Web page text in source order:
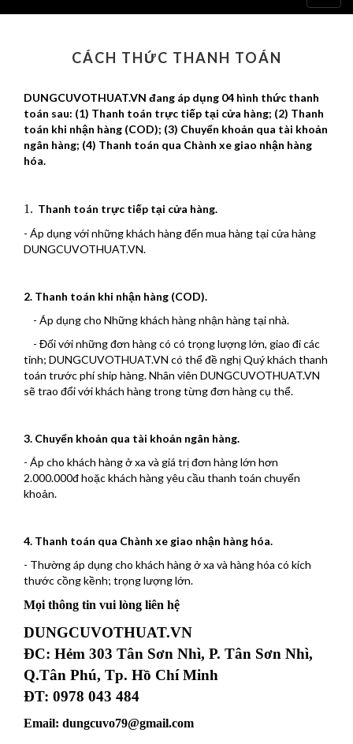
CÁCH THỨC THANH TOÁN
DUNGCUVOTHUAT.VN đang áp dụng 04 hình thức thanh
toán sau: (1) Thanh toán trực tiếp tại cửa hàng; (2) Thanh
toán khi nhận hàng (COD); (3) Chuyển khoản qua tài khoản
ngân hàng; (4) Thanh toán qua Chành xe giao nhận hàng
hóa.
1. Thanh toán trực tiếp tại cửa hàng.
- Áp dụng với những khách hàng đến mua hàng tại cửa hàng
DUNGCUVOTHUAT.VN.
2. Thanh toán khi nhận hàng (COD).
- Áp dụng cho Những khách hàng nhận hàng tại nhà.
- Đối với những đơn hàng có có trọng lượng lớn, giao đi các
tỉnh; DUNGCUVOTHUAT.VN có thể đề nghị Quý khách thanh
toán trước phí ship hàng. Nhân viên DUNGCUVOTHUAT.VN
sẽ trao đổi với khách hàng trong từng đơn hàng cụ thể.
3. Chuyển khoản qua tài khoản ngân hàng.
- Áp cho khách hàng ở xa và giá trị đơn hàng lớn hơn
2.000.000đ hoặc khách hàng yêu cầu thanh toán chuyển
khoản.
4. Thanh toán qua Chành xe giao nhận hàng hóa.
- Thường áp dụng cho khách hàng ở xa và hàng hóa có kích
thước cồng kềnh; trọng lượng lớn.
Mọi thông tin vui lòng liên hệ
DUNGCUVOTHUAT.VN
ĐC: Hẻm 303 Tân Sơn Nhì, P. Tân Sơn Nhì,
Q.Tân Phú, Tp. Hồ Chí Minh
ĐT: 0978 043 484
Email: dungcuvo79@gmail.com